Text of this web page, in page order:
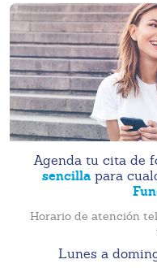
Agenda tu cita de
sencilla para
Horario de atención
Lunes a